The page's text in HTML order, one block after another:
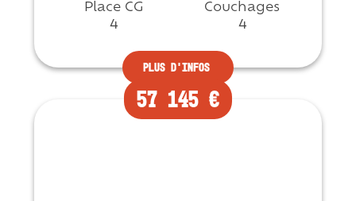
Place CG
4
Couchages
4
Plus d'infos
57 145 €